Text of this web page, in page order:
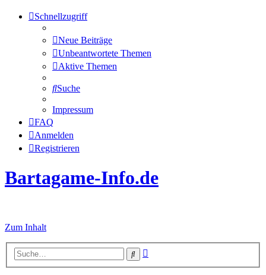
Schnellzugriff
Neue Beiträge
Unbeantwortete Themen
Aktive Themen
Suche
Impressum
FAQ
Anmelden
Registrieren
Bartagame-Info.de
Zum Inhalt
Suche